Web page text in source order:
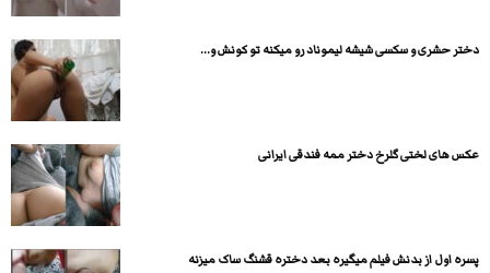
دختر حشری و سکسی شیشه لیموناد رو میکنه تو کونش و...
عکس های لختی گلرخ دختر ممه فندقی ایرانی
پسره اول از بدنش فیلم میگیره بعد دختره قشنگ ساک میزنه